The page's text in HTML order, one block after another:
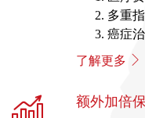
多重
癌症
了解更多
额外加倍